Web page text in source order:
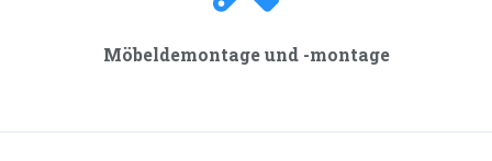
Möbeldemontage und -montage